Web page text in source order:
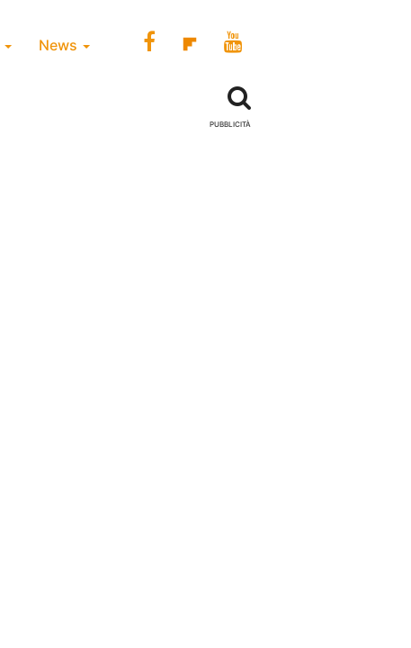
News
PUBBLICITÀ